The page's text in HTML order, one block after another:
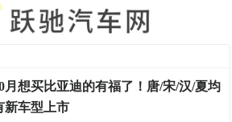
月想买比亚迪的有福了！唐/宋/汉/夏均
新车型上市